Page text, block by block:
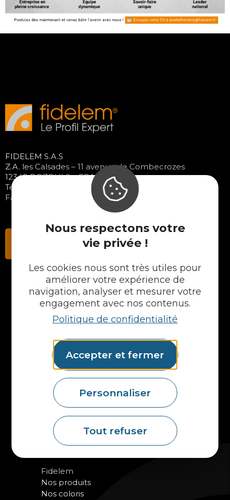
Nous respectons votre
vie privée !
Les cookies nous sont très utiles pour
améliorer votre expérience de
navigation, analyser et mesurer votre
engagement avec nos contenus.
Politique de confidentialité
Accepter et fermer
Personnaliser
Tout refuser
FIDELEM S.A.S
Z.A. les Calsades – 11 avenue de Combecrozes
12340 BOZOULS – FRANCE
Tél. 05 65 48 89 70
Fax : 05 65 48 37 65
Contactez-nous
NOS PRODUITS
Plans en Stratifié
Crédences
Cuves
Portes et façades
Formes spéciales
Etagères
Accessoires
Plans vasques
Mural
Fidelem
Nos produits
Nos coloris